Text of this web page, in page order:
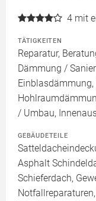
4 mit
TÄTIGKEITEN
Reparatur,
Dämmung /
/ Umbau,
GEBÄUDETEILE
Asphalt
Schieferdach,